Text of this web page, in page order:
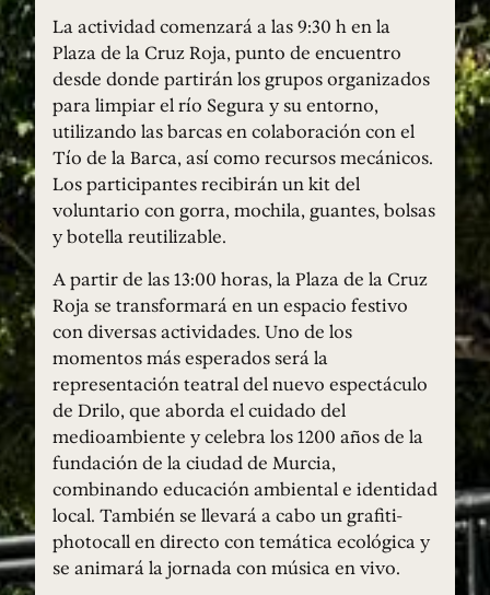
La actividad comenzará a las 9:30 h en la
Plaza de la Cruz Roja, punto de encuentro
desde donde partirán los grupos organizados
para limpiar el río Segura y su entorno,
utilizando las barcas en colaboración con el
Tío de la Barca, así como recursos mecánicos.
Los participantes recibirán un kit del
voluntario con gorra, mochila, guantes, bolsas
y botella reutilizable.
A partir de las 13:00 horas, la Plaza de la Cruz
Roja se transformará en un espacio festivo
con diversas actividades. Uno de los
momentos más esperados será la
representación teatral del nuevo espectáculo
de Drilo, que aborda el cuidado del
medioambiente y celebra los 1200 años de la
fundación de la ciudad de Murcia,
combinando educación ambiental e identidad
local. También se llevará a cabo un grafiti-
photocall en directo con temática ecológica y
se animará la jornada con música en vivo.